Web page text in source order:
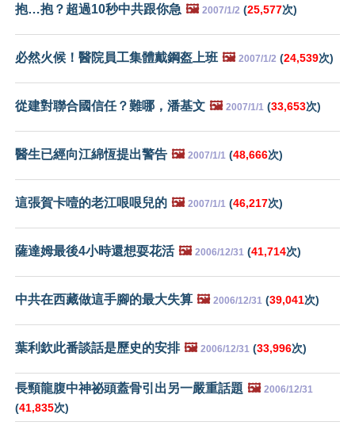
抱…抱？超過10秒中共跟你急 🖼️ 2007/1/2 (25,577次)
必然火候！醫院員工集體戴鋼盔上班 🖼️ 2007/1/2 (24,539次)
從建對聯合國信任？難哪，潘基文 🖼️ 2007/1/1 (33,653次)
醫生已經向江綿恆提出警告 🖼️ 2007/1/1 (48,666次)
這張賀卡噎的老江哏哏兒的 🖼️ 2007/1/1 (46,217次)
薩達姆最後4小時還想耍花活 🖼️ 2006/12/31 (41,714次)
中共在西藏做這手腳的最大失算 🖼️ 2006/12/31 (39,041次)
葉利欽此番談話是歷史的安排 🖼️ 2006/12/31 (33,996次)
長頸龍腹中神祕頭蓋骨引出另一嚴重話題 🖼️ 2006/12/31
(41,835次)